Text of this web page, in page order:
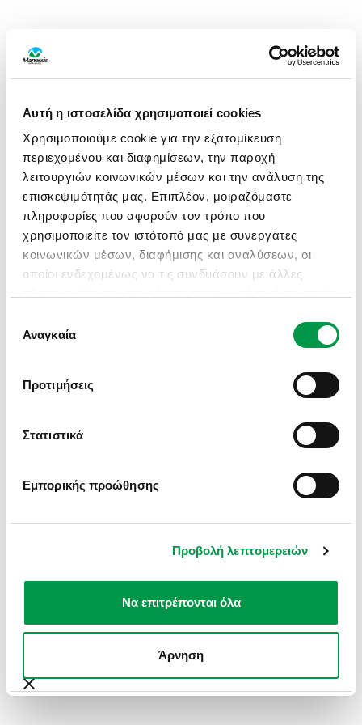
Αυτή η ιστοσελίδα χρησιμοποιεί cookies
Χρησιμοποιούμε cookie για την εξατομίκευση
περιεχομένου και διαφημίσεων, την παροχή
λειτουργιών κοινωνικών μέσων και την ανάλυση της
επισκεψιμότητάς μας. Επιπλέον, μοιραζόμαστε
πληροφορίες που αφορούν τον τρόπο που
χρησιμοποιείτε τον ιστότοπό μας με συνεργάτες
κοινωνικών μέσων, διαφήμισης και αναλύσεων, οι
οποίοι ενδεχομένως να τις συνδυάσουν με άλλες
χρήση των υπηρεσιών τους.
συγκατάθεσης
Αναγκαία
Προτιμήσεις
Στατιστικά
Εμπορικής προώθησης
Προβολή λεπτομερειών
Να επιτρέπονται όλα
Άρνηση
APPLICATION ERROR: A CLIENT-SIDE EXCEPTION HAS